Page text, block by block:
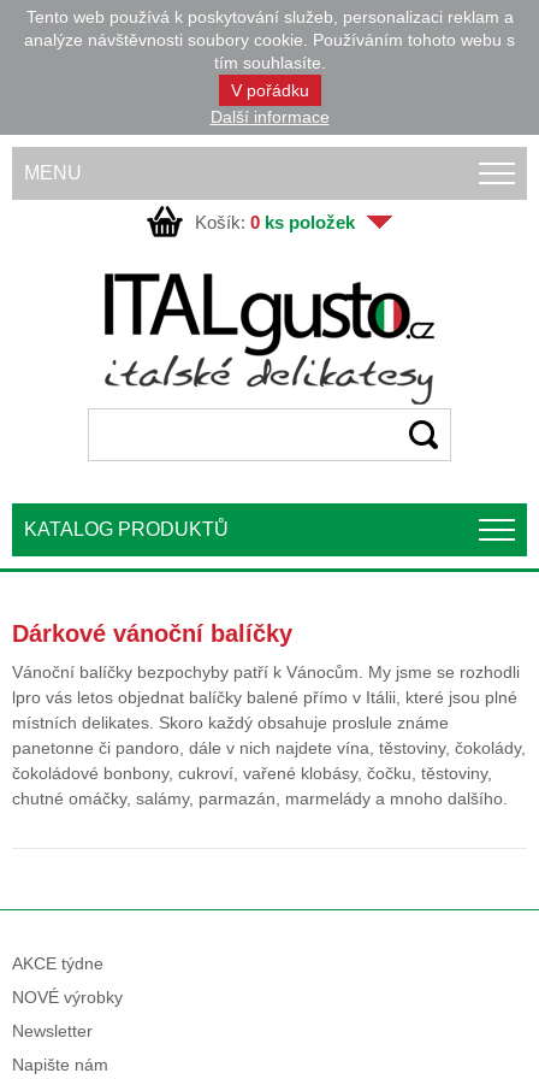
Tento web používá k poskytování služeb, personalizaci reklam a
analýze návštěvnosti soubory cookie. Používáním tohoto webu s
tím souhlasíte.
V pořádku
Další informace
MENU
Košík: 0 ks položek
KATALOG PRODUKTŮ
Dárkové vánoční balíčky
Vánoční balíčky bezpochyby patří k Vánocům. My jsme se rozhodli
lpro vás letos objednat balíčky balené přímo v Itálii, které jsou plné
místních delikates. Skoro každý obsahuje proslule známe
panetonne či pandoro, dále v nich najdete vína, těstoviny, čokolády,
čokoládové bonbony, cukroví, vařené klobásy, čočku, těstoviny,
chutné omáčky, salámy, parmazán, marmelády a mnoho dalšího.
AKCE týdne
NOVÉ výrobky
Newsletter
Napište nám